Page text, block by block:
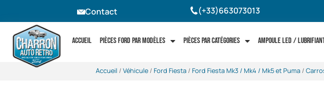
Contact (+33)663073013
Accueil Pièces Ford par modèles Pièces par catégories Ampoule LED /
Accueil / Véhicule / Ford Fiesta / Ford Fiesta Mk3 / Mk4 / Mk5 et Puma /